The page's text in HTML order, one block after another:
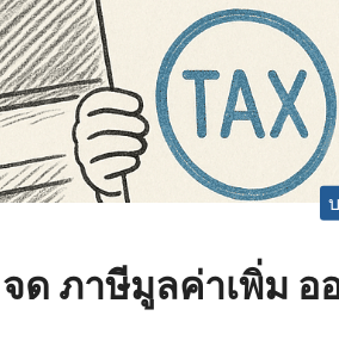
จด ภาษีมูลค่าเพิ่ม อ